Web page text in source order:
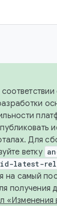
Для
ветку
latest-
на самый
получения
«Изменения